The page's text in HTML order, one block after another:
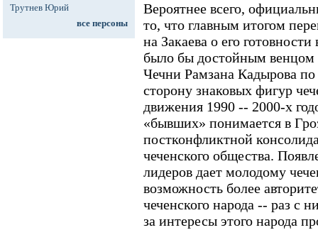
Трутнев Юрий
все персоны
Вероятнее всего,
то, что главным итогом
на Закаева о его
было бы достойным венцом
Чечни Рамзана Кадырова
сторону знаковых фигур
движения 1990 -- 2000-х
«бывших» понимается в
постконфликтной
чеченского общества.
лидеров дает молодому
возможность более
чеченского народа -- раз с
за интересы этого народа